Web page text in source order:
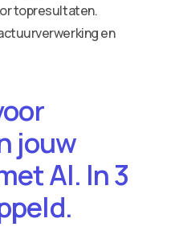
topresultaten.
en
jouw
AI. In 3